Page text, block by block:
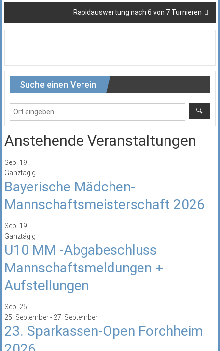
Rapidauswertung nach 6 von 7 Turnieren
Suche einen Verein
Anstehende Veranstaltungen
Sep. 19
Ganztägig
Bayerische Mädchen-
Mannschaftsmeisterschaft 2026
Sep. 19
Ganztägig
U10 MM -Abgabeschluss
Mannschaftsmeldungen +
Aufstellungen
Sep. 25
25. September- 27. September
23. Sparkassen-Open Forchheim